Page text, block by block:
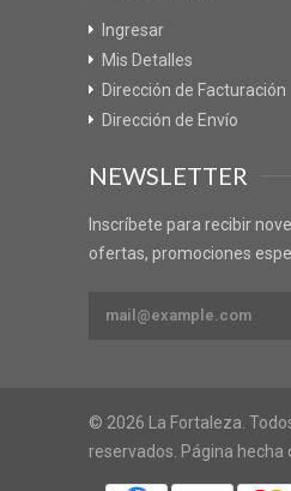
Ingresar
Mis Detalles
Dirección de Facturación
Dirección de Envío
NEWSLETTER
Inscríbete para recibir
ofertas, promociones
© 2026 La Fortaleza.
reservados. Página hecha